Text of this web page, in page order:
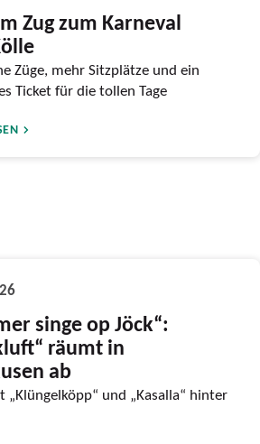
Zug zum Karneval
Züge, mehr Sitzplätze und ein
Ticket für die tollen Tage
singe op Jöck“:
räumt in
ab
„Klüngelköpp“ und „Kasalla“ hinter